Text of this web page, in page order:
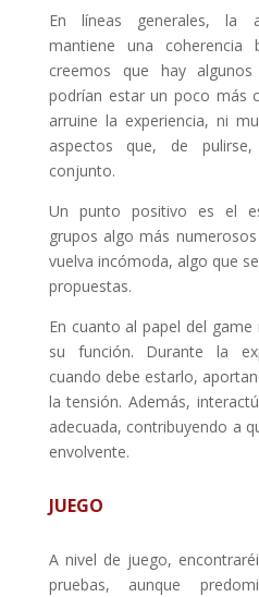
En líneas generales, la
mantiene una coherencia
creemos que hay
podrían estar un poco más
arruine la experiencia, ni
aspectos que, de
conjunto.
Un punto positivo es el
grupos algo más
vuelva incómoda, algo que
propuestas.
En cuanto al papel del
su función. Durante la
cuando debe estarlo,
la tensión. Además,
adecuada, contribuyendo a
envolvente.
JUEGO
A nivel de juego,
pruebas, aunque